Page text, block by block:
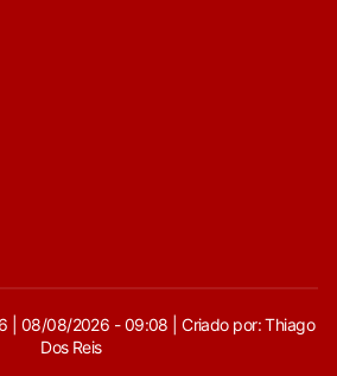
| 08/08/2026 - 09:08 | Criado por: Thiago
Dos Reis